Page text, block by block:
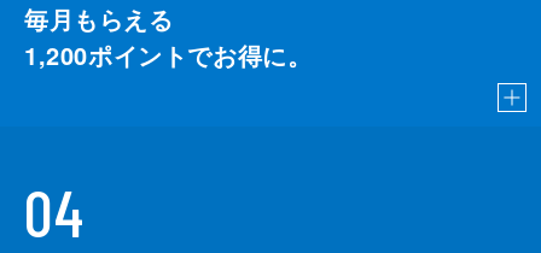
毎月もらえる
1,200ポイントでお得に。
04